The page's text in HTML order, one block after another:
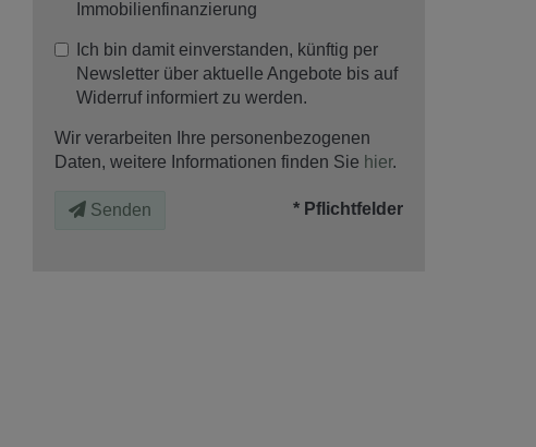
Immobilienfinanzierung
Ich bin damit einverstanden, künftig per
Newsletter über aktuelle Angebote bis auf
Widerruf informiert zu werden.
Wir verarbeiten Ihre personenbezogenen
Daten, weitere Informationen finden Sie hier.
Senden * Pflichtfelder